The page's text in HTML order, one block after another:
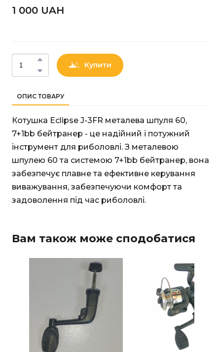
1 000 UAН
Купити
ОПИС ТОВАРУ
Котушка Eclipse J-3FR металева шпуля 60,
7+1bb бейтранер - це надійний і потужний
інструмент для риболовлі. З металевою
шпулею 60 та системою 7+1bb бейтранер, вона
забезпечує плавне та ефективне керування
виважування, забезпечуючи комфорт та
задоволення під час риболовлі.
Вам також може сподобатися